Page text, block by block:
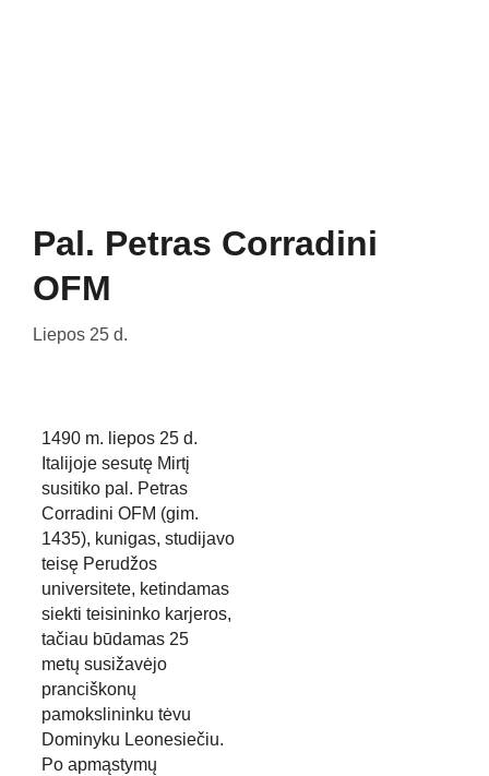
Pal. Petras Corradini
OFM
Liepos 25 d.
1490 m. liepos 25 d.
Italijoje sesutę Mirtį
susitiko pal. Petras
Corradini OFM (gim.
1435), kunigas, studijavo
teisę Perudžos
universitete, ketindamas
siekti teisininko karjeros,
tačiau būdamas 25
metų susižavėjo
pranciškonų
pamokslininku tėvu
Dominyku Leonesiečiu.
Po apmąstymų